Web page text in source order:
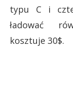
typu C i
ładować
kosztuje 30$.